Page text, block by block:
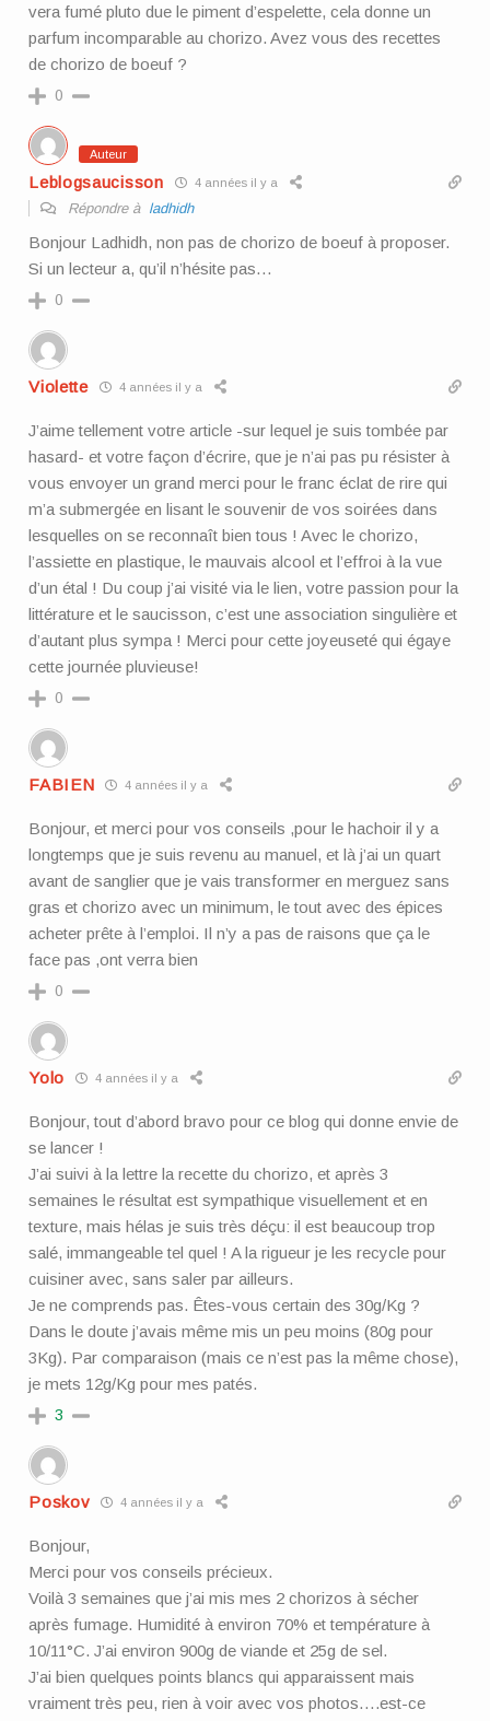
vera fumé pluto due le piment d’espelette, cela donne un
parfum incomparable au chorizo. Avez vous des recettes
de chorizo de boeuf ?
0
Auteur
Leblogsaucisson 4 années il y a
Répondre à ladhidh
Bonjour Ladhidh, non pas de chorizo de boeuf à proposer.
Si un lecteur a, qu’il n’hésite pas…
0
Violette 4 années il y a
J’aime tellement votre article -sur lequel je suis tombée par
hasard- et votre façon d’écrire, que je n’ai pas pu résister à
vous envoyer un grand merci pour le franc éclat de rire qui
m’a submergée en lisant le souvenir de vos soirées dans
lesquelles on se reconnaît bien tous ! Avec le chorizo,
l’assiette en plastique, le mauvais alcool et l’effroi à la vue
d’un étal ! Du coup j’ai visité via le lien, votre passion pour la
littérature et le saucisson, c’est une association singulière et
d’autant plus sympa ! Merci pour cette joyeuseté qui égaye
cette journée pluvieuse!
0
FABIEN 4 années il y a
Bonjour, et merci pour vos conseils ,pour le hachoir il y a
longtemps que je suis revenu au manuel, et là j’ai un quart
avant de sanglier que je vais transformer en merguez sans
gras et chorizo avec un minimum, le tout avec des épices
acheter prête à l’emploi. Il n’y a pas de raisons que ça le
face pas ,ont verra bien
0
Yolo 4 années il y a
Bonjour, tout d’abord bravo pour ce blog qui donne envie de
se lancer !
J’ai suivi à la lettre la recette du chorizo, et après 3
semaines le résultat est sympathique visuellement et en
texture, mais hélas je suis très déçu: il est beaucoup trop
salé, immangeable tel quel ! A la rigueur je les recycle pour
cuisiner avec, sans saler par ailleurs.
Je ne comprends pas. Êtes-vous certain des 30g/Kg ?
Dans le doute j’avais même mis un peu moins (80g pour
3Kg). Par comparaison (mais ce n’est pas la même chose),
je mets 12g/Kg pour mes patés.
3
Poskov 4 années il y a
Bonjour,
Merci pour vos conseils précieux.
Voilà 3 semaines que j’ai mis mes 2 chorizos à sécher
après fumage. Humidité à environ 70% et température à
10/11°C. J’ai environ 900g de viande et 25g de sel.
J’ai bien quelques points blancs qui apparaissent mais
vraiment très peu, rien à voir avec vos photos….est-ce